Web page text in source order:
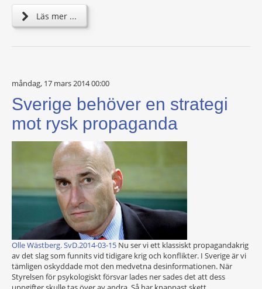
Läs mer ...
måndag, 17 mars 2014 00:00
Sverige behöver en strategi
mot rysk propaganda
Olle Wästberg. SvD.2014-03-15 Nu ser vi ett klassiskt propagandakrig
av det slag som funnits vid tidigare krig och konflikter. I Sverige är vi
tämligen oskyddade mot den medvetna desinformationen. När
Styrelsen för psykologiskt försvar lades ner sades det att dess